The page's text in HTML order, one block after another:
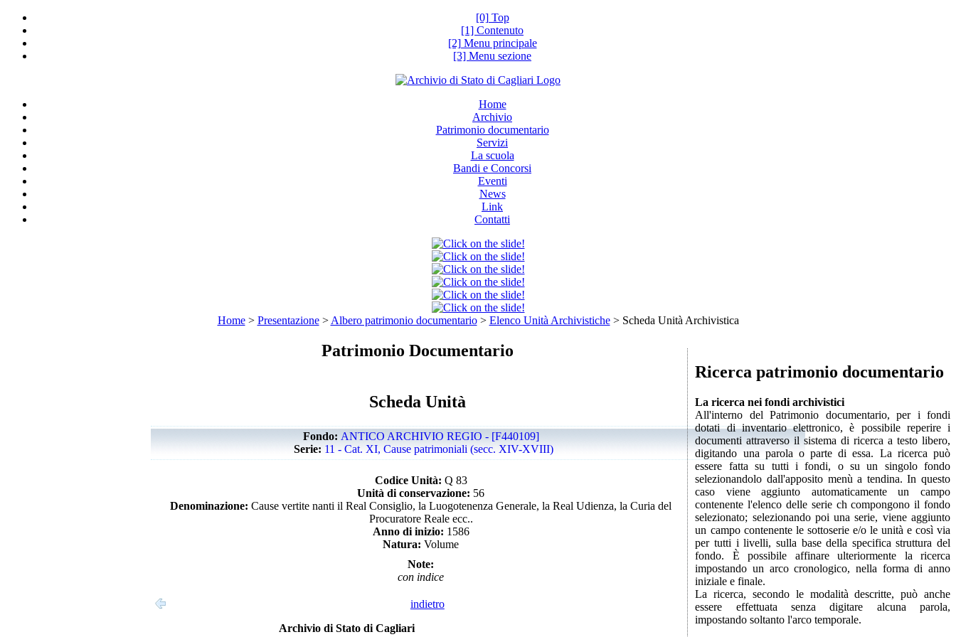
[0] Top
[1] Contenuto
[2] Menu principale
[3] Menu sezione
Home
Archivio
Patrimonio documentario
Servizi
La scuola
Bandi e Concorsi
Eventi
News
Link
Contatti
Home> Presentazione> Albero patrimonio documentario> Elenco Unità Archivistiche> Scheda Unità Archivistica
Ricerca patrimonio documentario
La ricerca nei fondi archivistici
All'interno del Patrimonio documentario, per i fondi
dotati di inventario elettronico, è possibile reperire i
documenti attraverso il sistema di ricerca a testo libero,
digitando una parola o parte di essa. La ricerca può
essere fatta su tutti i fondi, o su un singolo fondo
selezionandolo dall'apposito menù a tendina. In questo
caso viene aggiunto automaticamente un campo
contenente l'elenco delle serie ch compongono il fondo
selezionato; selezionando poi una serie, viene aggiunto
un campo contenente le sottoserie e/o le unità e così via
per tutti i livelli, sulla base della specifica struttura del
fondo. È possibile affinare ulteriormente la ricerca
impostando un arco cronologico, nella forma di anno
iniziale e finale.
La ricerca, secondo le modalità descritte, può anche
essere effettuata senza digitare alcuna parola,
impostando soltanto l'arco temporale.
Patrimonio Documentario
Scheda Unità
Fondo: ANTICO ARCHIVIO REGIO - [F440109]
Serie: 11 - Cat. XI, Cause patrimoniali (secc. XIV-XVIII)
Codice Unità: Q 83
Unità di conservazione: 56
Denominazione: Cause vertite nanti il Real Consiglio, la Luogotenenza Generale, la Real Udienza, la Curia del
Procuratore Reale ecc..
Anno di inizio: 1586
Natura: Volume
Note:
con indice
indietro
Archivio di Stato di Cagliari